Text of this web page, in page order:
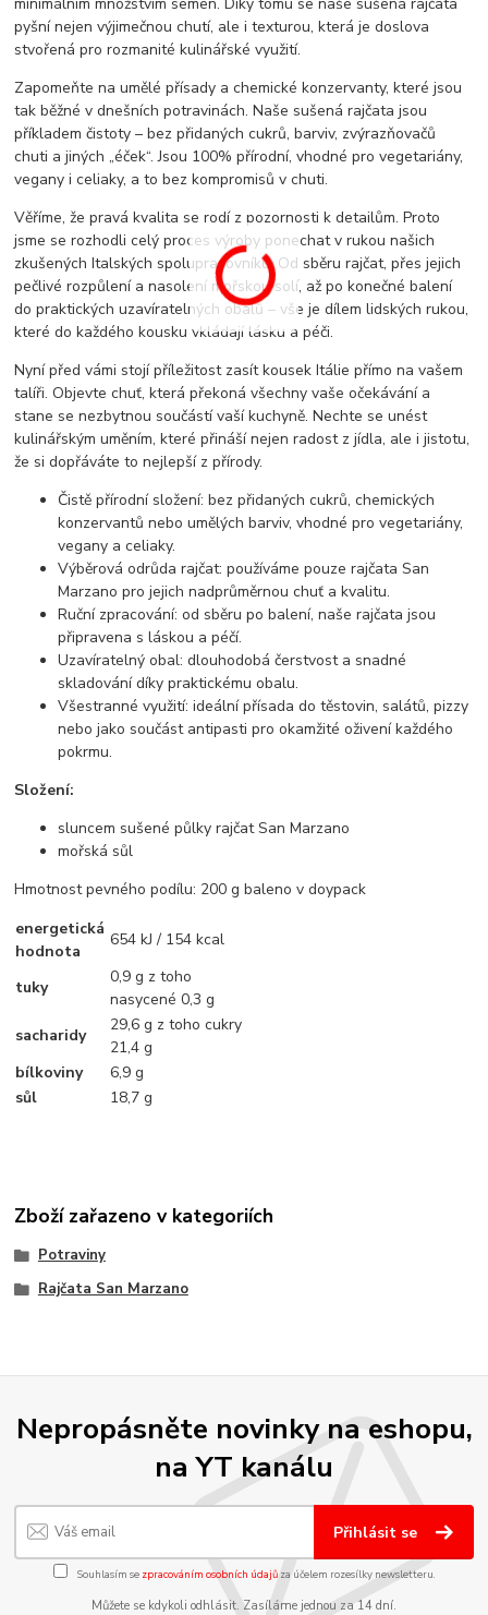
pyšní nejen výjimečnou chutí, ale i texturou, která je doslova
stvořená pro rozmanité kulinářské využití.
Zapomeňte na umělé přísady a chemické konzervanty, které jsou
tak běžné v dnešních potravinách. Naše sušená rajčata jsou
příkladem čistoty – bez přidaných cukrů, barviv, zvýrazňovačů
chuti a jiných „éček“. Jsou 100% přírodní, vhodné pro vegetariány,
vegany i celiaky, a to bez kompromisů v chuti.
Věříme, že pravá kvalita se rodí z pozornosti k detailům. Proto
jsme se rozhodli celý proces výroby ponechat v rukou našich
zkušených Italských spolupracovníků. Od sběru rajčat, přes jejich
pečlivé rozpůlení a nasolení mořskou solí, až po konečné balení
do praktických uzavíratelných obalů – vše je dílem lidských rukou,
které do každého kousku vkládají lásku a péči.
Nyní před vámi stojí příležitost zasít kousek Itálie přímo na vašem
talíři. Objevte chuť, která překoná všechny vaše očekávání a
stane se nezbytnou součástí vaší kuchyně. Nechte se unést
kulinářským uměním, které přináší nejen radost z jídla, ale i jistotu,
že si dopřáváte to nejlepší z přírody.
Čistě přírodní složení: bez přidaných cukrů, chemických
konzervantů nebo umělých barviv, vhodné pro vegetariány,
vegany a celiaky.
Výběrová odrůda rajčat: používáme pouze rajčata San
Marzano pro jejich nadprůměrnou chuť a kvalitu.
Ruční zpracování: od sběru po balení, naše rajčata jsou
připravena s láskou a péčí.
Uzavíratelný obal: dlouhodobá čerstvost a snadné
skladování díky praktickému obalu.
Všestranné využití: ideální přísada do těstovin, salátů, pizzy
nebo jako součást antipasti pro okamžité oživení každého
pokrmu.
Složení:
sluncem sušené půlky rajčat San Marzano
mořská sůl
Hmotnost pevného podílu: 200 g baleno v doypack
energetická
hodnota
654 kJ / 154 kcal
tuky
0,9 g z toho
nasycené 0,3 g
sacharidy
29,6 g z toho cukry
21,4 g
bílkoviny
6,9 g
sůl
18,7 g
Zboží zařazeno v kategoriích
Potraviny
Rajčata San Marzano
Nepropásněte novinky na eshopu,
na YT kanálu
Přihlásit se
Souhlasím se zpracováním osobních údajůza účelem rozesílky newsletteru.
Můžete se kdykoli odhlásit. Zasíláme jednou za 14 dní.